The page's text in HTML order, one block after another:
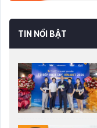
TIN NỔI BẬT